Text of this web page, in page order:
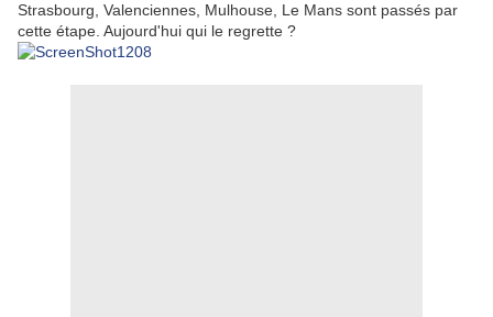
Strasbourg, Valenciennes, Mulhouse, Le Mans sont passés par
cette étape. Aujourd'hui qui le regrette ?